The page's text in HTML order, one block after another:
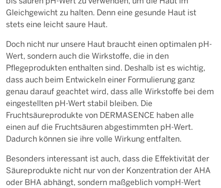
Gleichgewicht zu halten. Denn eine gesunde Haut ist
stets eine leicht saure Haut.
Doch nicht nur unsere Haut braucht einen optimalen pH-
Wert, sondern auch die Wirkstoffe, die in den
Pflegeprodukten enthalten sind. Deshalb ist es wichtig,
dass auch beim Entwickeln einer Formulierung ganz
genau darauf geachtet wird, dass alle Wirkstoffe bei dem
eingestellten pH-Wert stabil bleiben. Die
Fruchtsäureprodukte von DERMASENCE haben alle
einen auf die Fruchtsäuren abgestimmten pH-Wert.
Dadurch können sie ihre volle Wirkung entfalten.
Besonders interessant ist auch, dass die Effektivität der
Säureprodukte nicht nur von der Konzentration der AHA
oder BHA abhängt, sondern maßgeblich vompH-Wert